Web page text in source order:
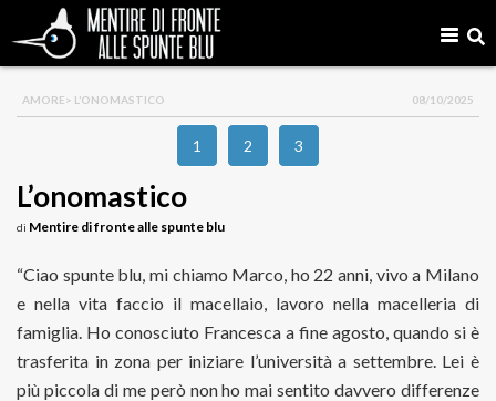
AMORE> L’ONOMASTICO 08/10/2025
1 2 3
L’onomastico
di Mentire di fronte alle spunte blu
“Ciao spunte blu, mi chiamo Marco, ho 22 anni, vivo a Milano
e nella vita faccio il macellaio, lavoro nella macelleria di
famiglia. Ho conosciuto Francesca a fine agosto, quando si è
trasferita in zona per iniziare l’università a settembre. Lei è
più piccola di me però non ho mai sentito davvero differenze